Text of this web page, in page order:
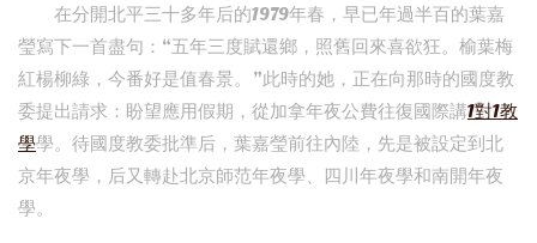
在分開北平三十多年后的1979年春，早已年過半百的葉嘉
瑩寫下一首盡句：“五年三度賦還鄉，照舊回來喜欲狂。榆葉梅
紅楊柳綠，今番好是值春景。”此時的她，正在向那時的國度教
委提出請求：盼望應用假期，從加拿年夜公費往復國際講1對1教
學學。待國度教委批準后，葉嘉瑩前往內陸，先是被設定到北
京年夜學，后又轉赴北京師范年夜學、四川年夜學和南開年夜
學。